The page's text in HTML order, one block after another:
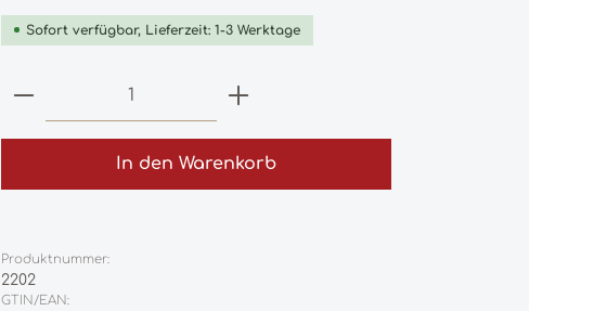
Sofort verfügbar, Lieferzeit: 1-3 Werktage
Produkt Anzahl: Gib den gewünschten
In den Warenkorb
Produktnummer:
2202
GTIN/EAN: